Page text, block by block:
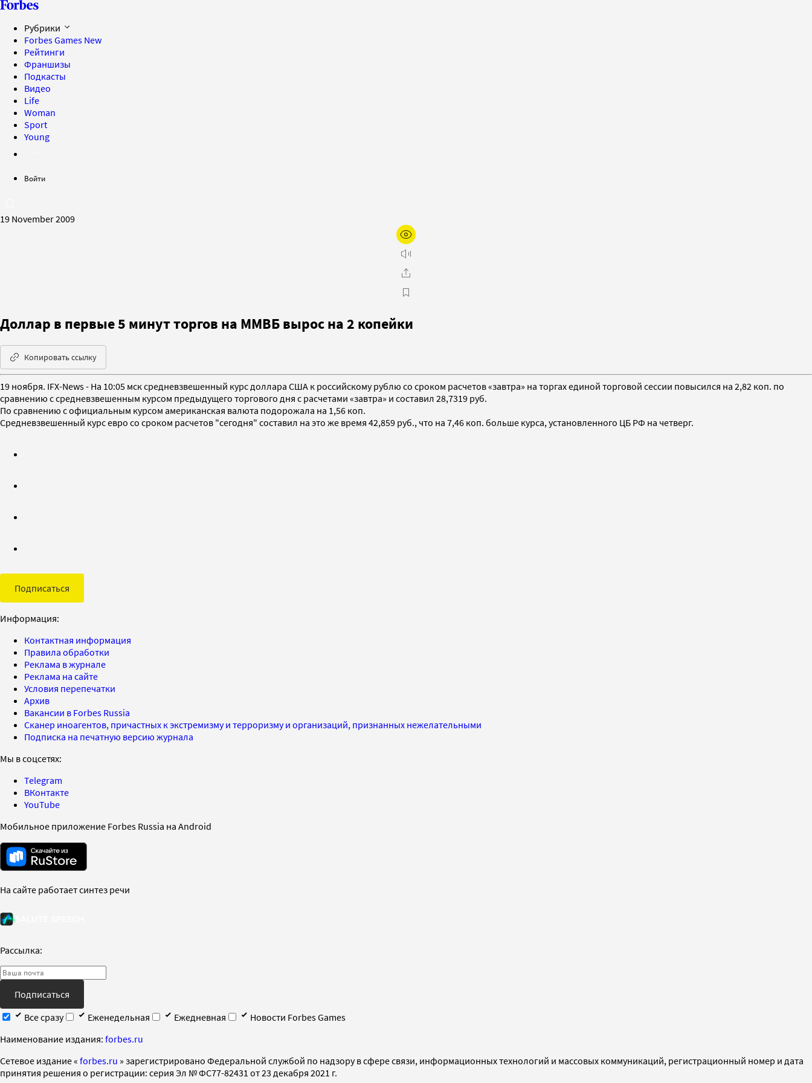
Рубрики
Forbes Games New
Рейтинги
Франшизы
Подкасты
Видео
Life
Woman
Sport
Young
Войти
19 November 2009
Доллар в первые 5 минут торгов на ММВБ вырос на 2 копейки
Копировать ссылку
19 ноября. IFX-News - На 10:05 мск средневзвешенный курс доллара США к российскому рублю со сроком расчетов «завтра» на торгах единой торговой сессии повысился на 2,82 коп. по
сравнению с средневзвешенным курсом предыдущего торгового дня с расчетами «завтра» и составил 28,7319 руб.
По сравнению с официальным курсом американская валюта подорожала на 1,56 коп.
Средневзвешенный курс евро со сроком расчетов "сегодня" составил на это же время 42,859 руб., что на 7,46 коп. больше курса, установленного ЦБ РФ на четверг.
Подписаться
Информация:
Контактная информация
Правила обработки
Реклама в журнале
Реклама на сайте
Условия перепечатки
Архив
Вакансии в Forbes Russia
Сканер иноагентов, причастных к экстремизму и терроризму и организаций, признанных нежелательными
Подписка на печатную версию журнала
Мы в соцсетях:
Telegram
ВКонтакте
YouTube
Мобильное приложение Forbes Russia на Android
На сайте работает синтез речи
Рассылка:
Подписаться
Все сразу
Еженедельная Ежедневная
Новости Forbes Games
Наименование издания: forbes.ru
Cетевое издание « forbes.ru » зарегистрировано Федеральной службой по надзору в сфере связи, информационных технологий и массовых коммуникаций, регистрационный номер и дата
принятия решения о регистрации: серия Эл № ФС77-82431 от 23 декабря 2021 г.